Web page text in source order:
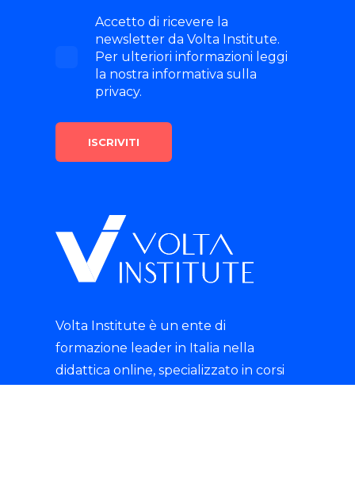
Accetto di ricevere la
newsletter da Volta Institute.
Per ulteriori informazioni leggi
la nostra informativa sulla
privacy.
Volta Institute è un ente di
formazione leader in Italia nella
didattica online, specializzato in corsi